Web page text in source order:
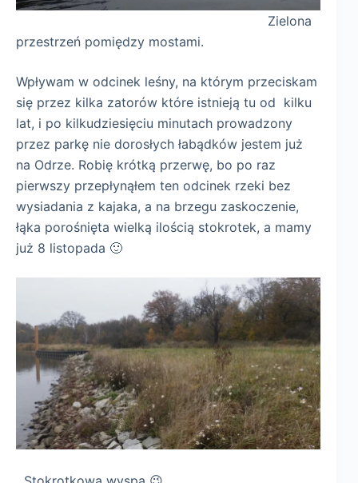
Zielona
przestrzeń pomiędzy mostami.
Wpływam w odcinek leśny, na którym przeciskam
się przez kilka zatorów które istnieją tu od kilku
lat, i po kilkudziesięciu minutach prowadzony
przez parkę nie dorosłych łabądków jestem już
na Odrze. Robię krótką przerwę, bo po raz
pierwszy przepłynąłem ten odcinek rzeki bez
wysiadania z kajaka, a na brzegu zaskoczenie,
łąka porośnięta wielką ilością stokrotek, a mamy
już 8 listopada 🙂